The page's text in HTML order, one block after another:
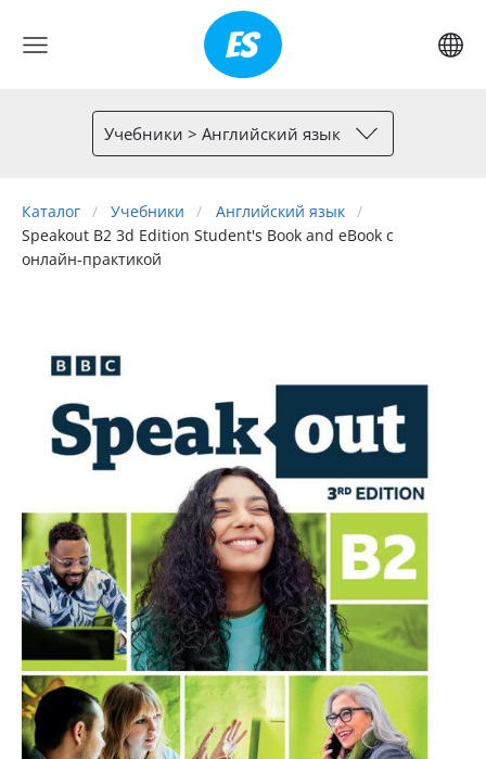
Учебники > Английский язык
Каталог Учебники
Английский язык
Speakout B2 3d Edition Student's Book and eBook с
онлайн-практикой